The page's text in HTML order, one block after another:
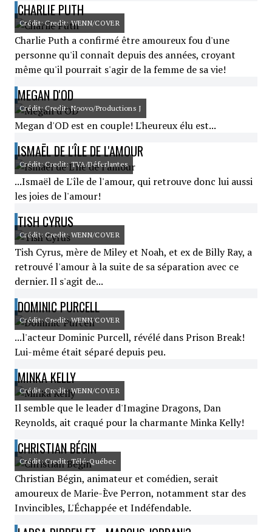
CHARLIE PUTH
Crédit: Credit: WENN/COVER
Charlie Puth a confirmé être amoureux fou d'une
personne qu'il connaît depuis des années, croyant
même qu'il pourrait s'agir de la femme de sa vie!
MEGAN D'OD
Crédit: Credit: Noovo/Productions J
Megan d'OD est en couple! L'heureux élu est...
ISMAËL DE L'ÎLE DE L'AMOUR
Crédit: Credit: TVA/Déferlantes
...Ismaël de L'île de l'amour, qui retrouve donc lui aussi
les joies de l'amour!
TISH CYRUS
Crédit: Credit: WENN/COVER
Tish Cyrus, mère de Miley et Noah, et ex de Billy Ray, a
retrouvé l'amour à la suite de sa séparation avec ce
dernier. Il s'agit de...
DOMINIC PURCELL
Crédit: Credit: WENN/COVER
...l'acteur Dominic Purcell, révélé dans Prison Break!
Lui-même était séparé depuis peu.
MINKA KELLY
Crédit: Credit: WENN/COVER
Il semble que le leader d'Imagine Dragons, Dan
Reynolds, ait craqué pour la charmante Minka Kelly!
CHRISTIAN BÉGIN
Crédit: Credit: Télé-Québec
Christian Bégin, animateur et comédien, serait
amoureux de Marie-Ève Perron, notamment star des
Invincibles, L'Échappée et Indéfendable.